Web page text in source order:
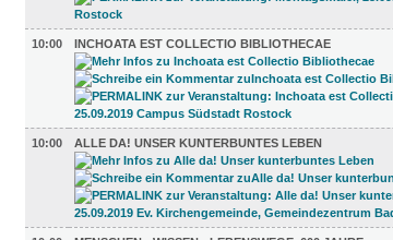
10:00 INCHOATA EST COLLECTIO BIBLIOTHECAE
10:00 ALLE DA! UNSER KUNTERBUNTES LEBEN